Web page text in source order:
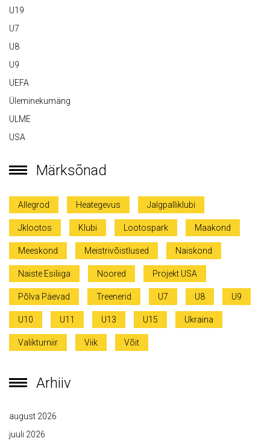
U19
U7
U8
U9
UEFA
Üleminekumäng
ULME
USA
Märksõnad
Allegrod Heategevus Jalgpalliklubi
Jklootos Klubi Lootospark Maakond
Meeskond Meistrivõistlused Naiskond
Naiste Esiliiga Noored Projekt USA
Põlva Päevad Treenerid U7 U8 U9
U10 U11 U13 U15 Ukraina
Valikturniir Viik Võit
Arhiiv
august 2026
juuli 2026